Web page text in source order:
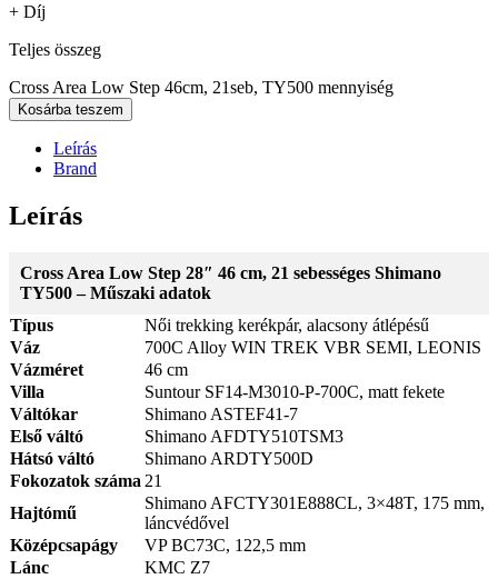
+ Díj
Teljes összeg
Cross Area Low Step 46cm, 21seb, TY500 mennyiség
Kosárba teszem
Leírás
Brand
Leírás
Cross Area Low Step 28″ 46 cm, 21 sebességes Shimano
TY500 – Műszaki adatok
Típus
Női trekking kerékpár, alacsony átlépésű
Váz
700C Alloy WIN TREK VBR SEMI, LEONIS
Vázméret
46 cm
Villa
Suntour SF14-M3010-P-700C, matt fekete
Váltókar
Shimano ASTEF41-7
Első váltó
Shimano AFDTY510TSM3
Hátsó váltó
Shimano ARDTY500D
Fokozatok száma21
Hajtómű
Shimano AFCTY301E888CL, 3×48T, 175 mm,
láncvédővel
Középcsapágy
VP BC73C, 122,5 mm
Lánc
KMC Z7